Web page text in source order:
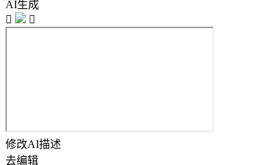
AI生成


修改AI描述
去编辑